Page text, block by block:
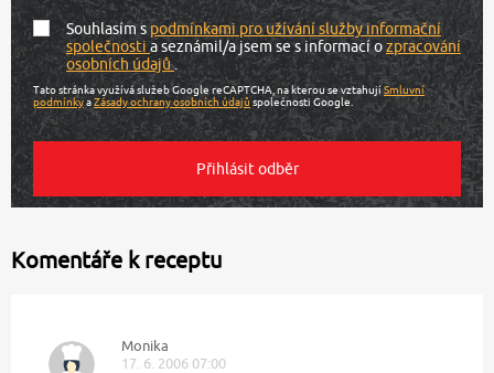
Souhlasím spodmínkami pro užívání služby informační
společnostia seznámil/a jsem se s informací ozpracování
osobních údajů.
Tato stránka využívá služeb Google reCAPTCHA, na kterou se vztahujíSmluvní
podmínkyaZásady ochrany osobních údajů společnosti Google.
Komentáře k receptu
Monika
17. 6. 2006 07:00